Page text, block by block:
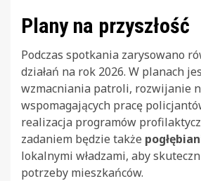
Plany na przyszłość
Podczas spotkania zarysowano
działań na rok 2026. W planach
wzmacniania patroli, rozwijanie
wspomagających pracę
realizacja programów
zadaniem będzie także
lokalnymi władzami, aby
potrzeby mieszkańców.